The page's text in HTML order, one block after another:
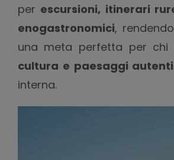
per escursioni, itinerari
enogastronomici,
una meta perfetta per chi
cultura e paesaggi
interna.